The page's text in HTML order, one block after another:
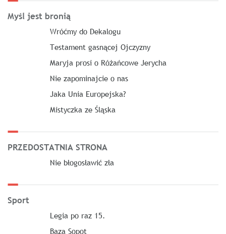
Myśl jest bronią
Wróćmy do Dekalogu
Testament gasnącej Ojczyzny
Maryja prosi o Różańcowe Jerycha
Nie zapominajcie o nas
Jaka Unia Europejska?
Mistyczka ze Śląska
PRZEDOSTATNIA STRONA
Nie błogosławić zła
Sport
Legia po raz 15.
Baza Sopot